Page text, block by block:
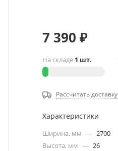
7 390 ₽
На складе 1 шт.
Рассчитать доставку
Характеристики
Ширина, мм — 2700
Высота, мм — 26